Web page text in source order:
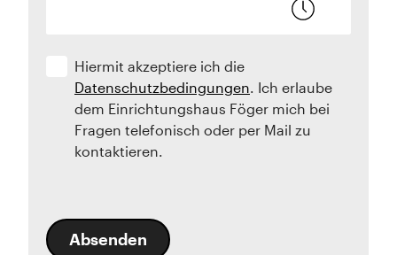
Hiermit akzeptiere ich die
Datenschutzbedingungen. Ich erlaube
dem Einrichtungshaus Föger mich bei
Fragen telefonisch oder per Mail zu
kontaktieren.
Absenden